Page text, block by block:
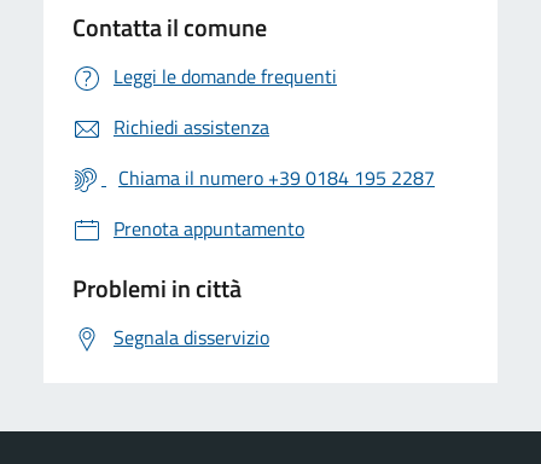
Contatta il comune
Leggi le domande frequenti
Richiedi assistenza
Chiama il numero +39 0184 195 2287
Prenota appuntamento
Problemi in città
Segnala disservizio